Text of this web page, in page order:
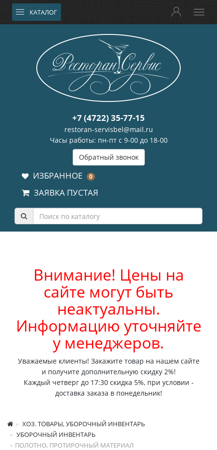
КАТАЛОГ
+7 (4722) 35-77-15
restoran-servisbel@mail.ru
Часы работы: пн-пт с 9-00 до 18-00
Обратный звонок
ИЗБРАННОЕ 0
ЗАЯВКА ПУСТАЯ
Внимание! Цены на
сайте могут быть
неактуальны.
Информацию уточняйте
у менеджеров.
Уважаемые клиенты! Закажите товар на нашем сайте
и получите дополнительную скидку 2%!
Каждый четверг до 17:30 скидка 5%, при условии -
доставка заказа в понедельник!
ХОЗ. ТОВАРЫ, УБОРОЧНЫЙ ИНВЕНТАРЬ
УБОРОЧНЫЙ ИНВЕНТАРЬ
ПОЛОТНО, ПРОТИРОЧНЫЙ МАТЕРИАЛ